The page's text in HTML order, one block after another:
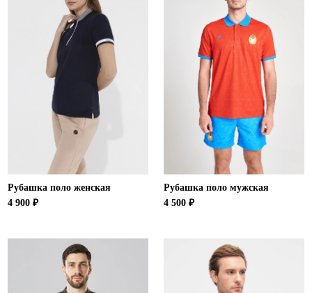
Рубашка поло женская
4 900 ₽
Рубашка поло мужская
4 500 ₽